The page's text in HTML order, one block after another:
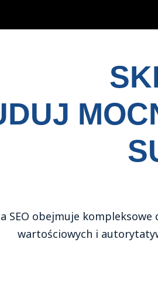
SEO obejmuje
wartościowych i